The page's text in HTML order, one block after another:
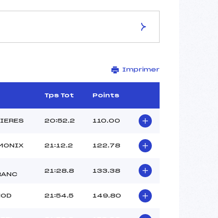
Site de Replis
6,0 km
Imprimer
Tps Tot Points
20:52.2 110.00
21:12.2 122.78
21:28.8 133.38
21:54.5 149.80